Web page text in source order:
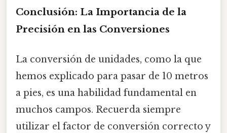
Conclusión: La Importancia de la
Precisión en las Conversiones
La conversión de unidades, como la que
hemos explicado para pasar de 10 metros
a pies, es una habilidad fundamental en
muchos campos. Recuerda siempre
utilizar el factor de conversión correcto y